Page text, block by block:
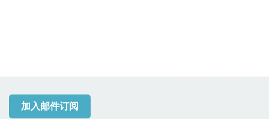
加入邮件订阅